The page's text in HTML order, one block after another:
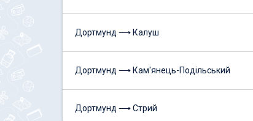
Дортмунд ⟶ Калуш
Дортмунд ⟶ Кам'янець-Подільський
Дортмунд ⟶ Стрий